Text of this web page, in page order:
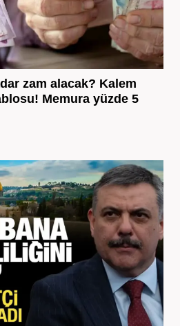
zam alacak? Kalem
Memura yüzde 5